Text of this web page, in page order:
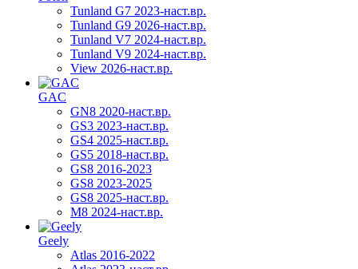
Tunland G7 2023-наст.вр.
Tunland G9 2026-наст.вр.
Tunland V7 2024-наст.вр.
Tunland V9 2024-наст.вр.
View 2026-наст.вр.
GAC
GN8 2020-наст.вр.
GS3 2023-наст.вр.
GS4 2025-наст.вр.
GS5 2018-наст.вр.
GS8 2016-2023
GS8 2023-2025
GS8 2025-наст.вр.
M8 2024-наст.вр.
Geely
Atlas 2016-2022